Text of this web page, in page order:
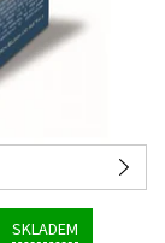
SKLADEM